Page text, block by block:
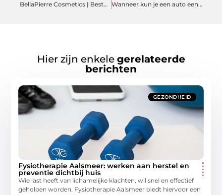
BellaPierre Cosmetics | Bestel het bij Byourselfshop Wanneer kun je een auto een roadtrip auto noemen?
Hier zijn enkele gerelateerde
berichten
GEZONDHEID
Fysiotherapie Aalsmeer: werken aan herstel en
preventie dichtbij huis
Wie last heeft van lichamelijke klachten, wil snel en effectief
geholpen worden. Fysiotherapie Aalsmeer biedt hiervoor een